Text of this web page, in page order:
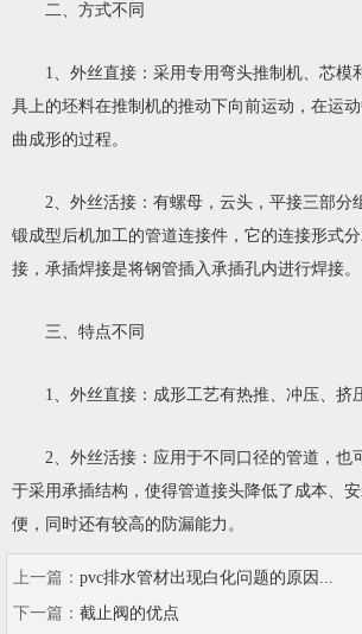
二、方式不同
1、外丝直接：采用专用弯头推制机、芯模
具上的坯料在推制机的推动下向前运动，在运
曲成形的过程。
2、外丝活接：有螺母，云头，平接三部分
锻成型后机加工的管道连接件，它的连接形式
接，承插焊接是将钢管插入承插孔内进行焊接。
三、特点不同
1、外丝直接：成形工艺有热推、冲压、挤
2、外丝活接：应用于不同口径的管道，也
于采用承插结构，使得管道接头降低了成本、
便，同时还有较高的防漏能力。
上一篇： pvc排水管材出现白化问题的原因...
下一篇： 截止阀的优点